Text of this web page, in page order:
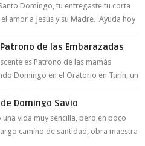
Domingo, tu entregaste tu corta
amor a Jesús y su Madre. Ayuda hoy
de las Embarazadas
es Patrono de las mamás
Domingo en el Oratorio en Turín, un
Domingo Savio
vida muy sencilla, pero en poco
camino de santidad, obra maestra